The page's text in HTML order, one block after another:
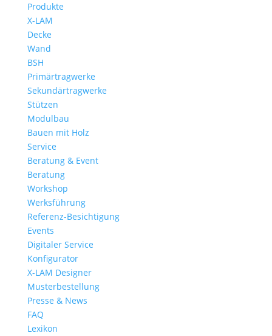
Produkte
X-LAM
Decke
Wand
BSH
Primärtragwerke
Sekundärtragwerke
Stützen
Modulbau
Bauen mit Holz
Service
Beratung & Event
Beratung
Workshop
Werksführung
Referenz-Besichtigung
Events
Digitaler Service
Konfigurator
X-LAM Designer
Musterbestellung
Presse & News
FAQ
Lexikon